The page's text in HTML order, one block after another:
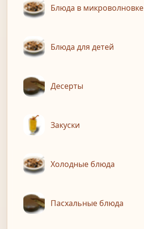
Блюда в микроволновке
Блюда для детей
Десерты
Закуски
Холодные блюда
Пасхальные блюда